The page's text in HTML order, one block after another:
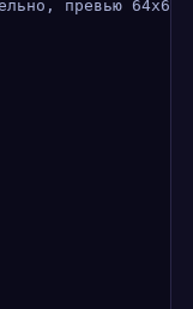
превью 64x64